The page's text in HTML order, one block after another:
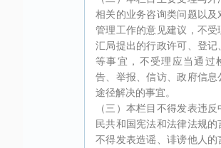
相关的业务咨询类问题以及
管理工作的意见建议，不受
汇局提出的行政许可、登记
等事宜，不受理应当通过
告、举报、信访、政府信息
途径解决的事宜。
（三）本栏目不得发表违反
民共和国宪法和法律法规的
不得发表造谣、诽谤他人的